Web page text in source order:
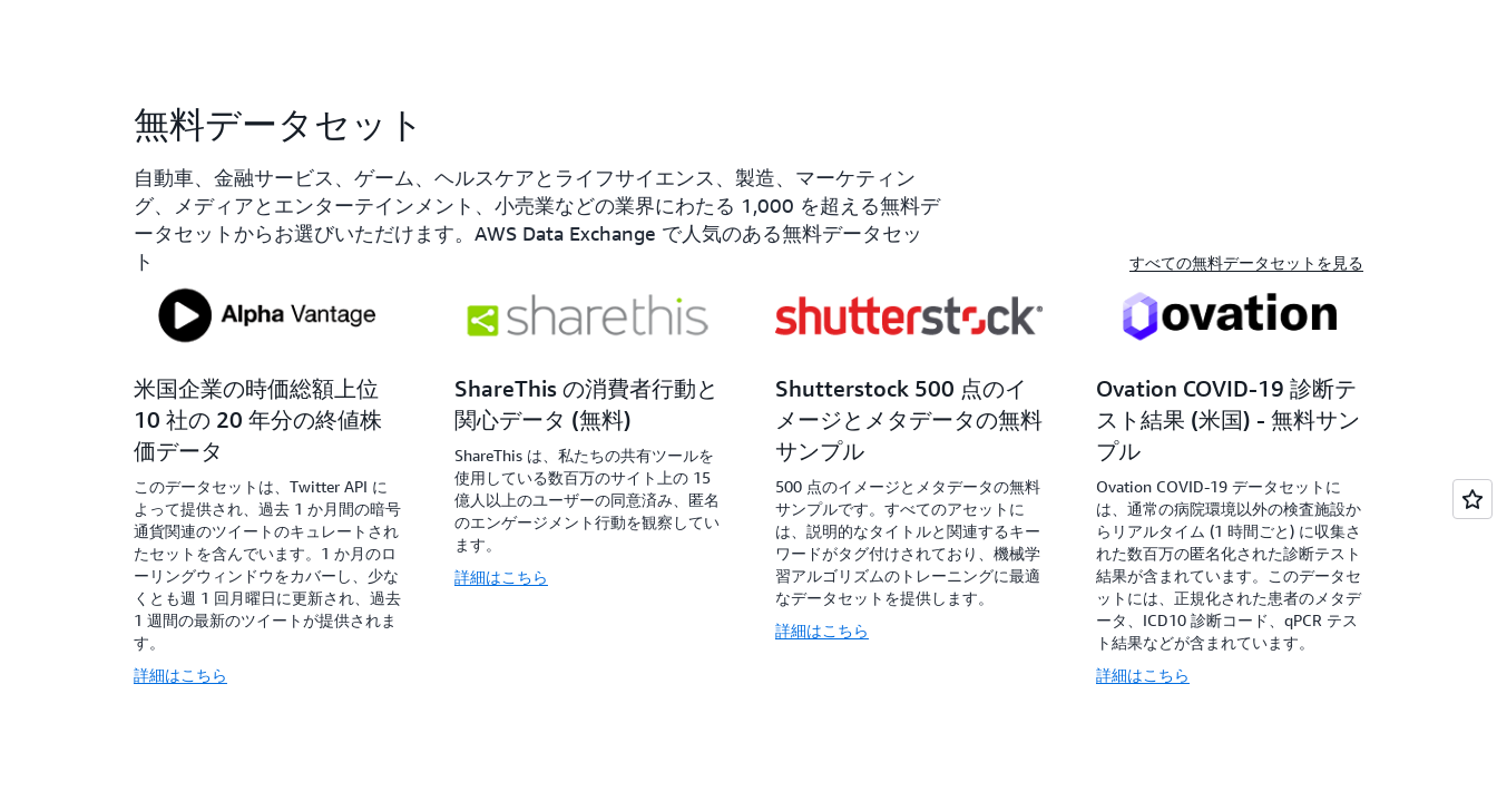
無料データセット
自動車、金融サービス、ゲーム、ヘルスケアとライフサイエンス、製造、マーケティン
グ、メディアとエンターテインメント、小売業などの業界にわたる 1,000 を超える無料デ
ータセットからお選びいただけます。AWS Data Exchange で人気のある無料データセッ
ト
すべての無料データセットを見る
米国企業の時価総額上位
10 社の 20 年分の終値株
価データ
このデータセットは、Twitter API に
よって提供され、過去 1 か月間の暗号
通貨関連のツイートのキュレートされ
たセットを含んでいます。1 か月のロ
ーリングウィンドウをカバーし、少な
くとも週 1 回月曜日に更新され、過去
1 週間の最新のツイートが提供されま
す。
詳細はこちら
ShareThis の消費者行動と
関心データ (無料)
ShareThis は、私たちの共有ツールを
使用している数百万のサイト上の 15
億人以上のユーザーの同意済み、匿名
のエンゲージメント行動を観察してい
ます。
詳細はこちら
Shutterstock 500 点のイ
メージとメタデータの無料
サンプル
500 点のイメージとメタデータの無料
サンプルです。すべてのアセットに
は、説明的なタイトルと関連するキー
ワードがタグ付けされており、機械学
習アルゴリズムのトレーニングに最適
なデータセットを提供します。
詳細はこちら
Ovation COVID-19 診断テ
スト結果 (米国) - 無料サン
プル
Ovation COVID-19 データセットに
は、通常の病院環境以外の検査施設か
らリアルタイム (1 時間ごと) に収集さ
れた数百万の匿名化された診断テスト
結果が含まれています。このデータセ
ットには、正規化された患者のメタデ
ータ、ICD10 診断コード、qPCR テス
ト結果などが含まれています。
詳細はこちら